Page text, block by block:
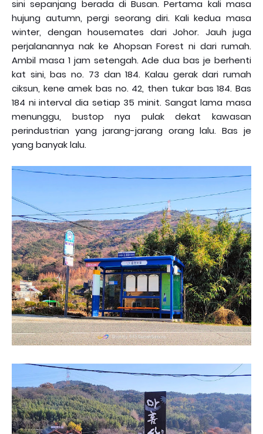
sini sepanjang berada di Busan. Pertama kali masa
hujung autumn, pergi seorang diri. Kali kedua masa
winter, dengan housemates dari Johor. Jauh juga
perjalanannya nak ke Ahopsan Forest ni dari rumah.
Ambil masa 1 jam setengah. Ade dua bas je berhenti
kat sini, bas no. 73 dan 184. Kalau gerak dari rumah
ciksun, kene amek bas no. 42, then tukar bas 184. Bas
184 ni interval dia setiap 35 minit. Sangat lama masa
menunggu, bustop nya pulak dekat kawasan
perindustrian yang jarang-jarang orang lalu. Bas je
yang banyak lalu.